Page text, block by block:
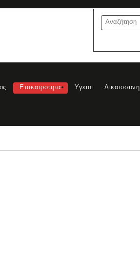
Επικαιροτητα Υγεια Δικαιοσυνη